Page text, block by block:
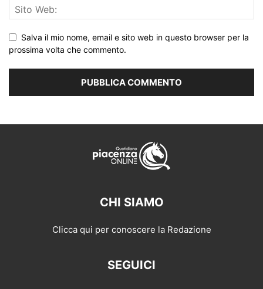
Salva il mio nome, email e sito web in questo browser per la
prossima volta che commento.
CHI SIAMO
Clicca qui per conoscere la Redazione
SEGUICI